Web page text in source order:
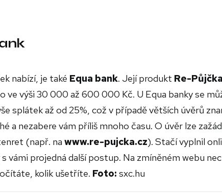
nabízí, je také Equa bank. Její produkt Re-Půjčka
ve výši 30 000 až 600 000 Kč. U Equa banky se
splátek až od 25%, což v případě větších úvěrů
a nezabere vám příliš mnoho času. O úvěr lze
(např. na www.re-pujcka.cz). Stačí vyplnil
projedná další postup. Na zmíněném webu
kolik ušetříte. Foto: sxc.hu